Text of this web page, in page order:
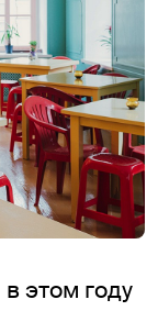
этом году